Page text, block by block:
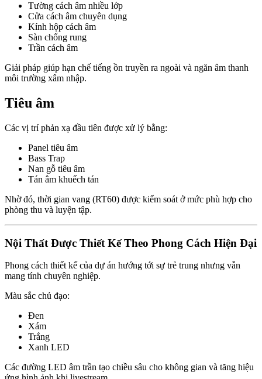
Tường cách âm nhiều lớp
Cửa cách âm chuyên dụng
Kính hộp cách âm
Sàn chống rung
Trần cách âm
Giải pháp giúp hạn chế tiếng ồn truyền ra ngoài và ngăn âm thanh
môi trường xâm nhập.
Tiêu âm
Các vị trí phản xạ đầu tiên được xử lý bằng:
Panel tiêu âm
Bass Trap
Nan gỗ tiêu âm
Tán âm khuếch tán
Nhờ đó, thời gian vang (RT60) được kiểm soát ở mức phù hợp cho
phòng thu và luyện tập.
Nội Thất Được Thiết Kế Theo Phong Cách Hiện Đại
Phong cách thiết kế của dự án hướng tới sự trẻ trung nhưng vẫn
mang tính chuyên nghiệp.
Màu sắc chủ đạo:
Đen
Xám
Trắng
Xanh LED
Các đường LED âm trần tạo chiều sâu cho không gian và tăng hiệu